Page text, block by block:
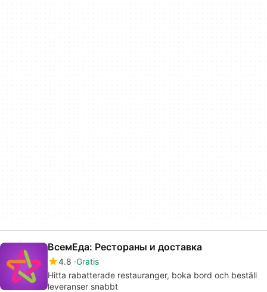
ВсемЕда: Рестораны и доставка
4.8 Gratis
Hitta rabatterade restauranger, boka bord och beställ
leveranser snabbt